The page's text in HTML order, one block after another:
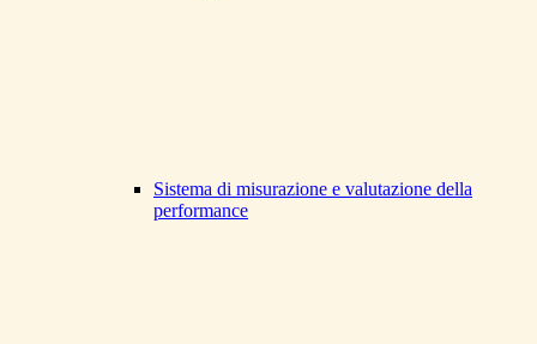
Sistema di misurazione e valutazione della
performance